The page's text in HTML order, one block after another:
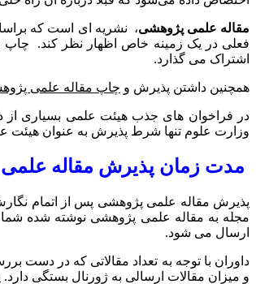
مقاله علمی پژوهشی، نشریه ای است که
فعلی در یک زمینه خاص اظهار نظر کند. چاپ
اشتراک می گذارد.
همچنین داشتن پذیرش و چاپ مقاله علمی
در فراخوان های جذب هیئت علمی بسیاری
وزارت علوم تنها شرط پذیرش به عنوان هیئت
مدت زمان پذیرش مقاله
پذیرش مقاله علمی پژوهشی پس از اتمام
مجله به مقاله علمی پژوهشی نوشته شده
ارسال می شود.
داوران با توجه به تعداد مقالاتی که در دست
و میزان مقالات ارسالی به ژورنال بستگی دارد. پس مدت زمان